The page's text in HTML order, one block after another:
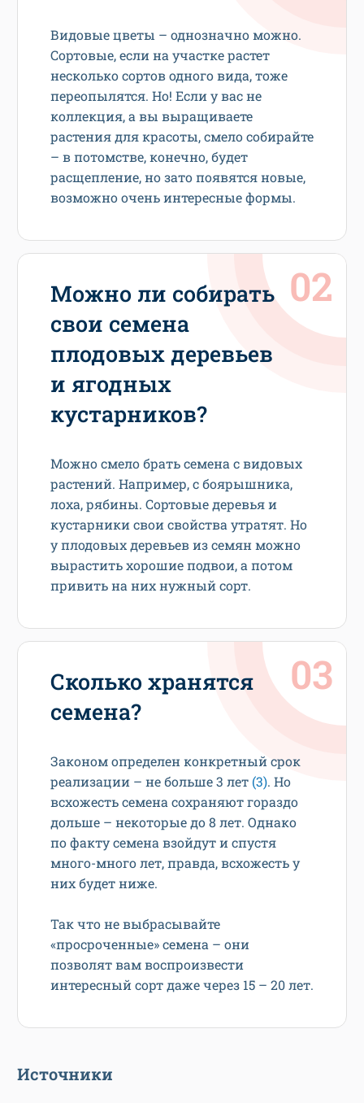
Видовые цветы – однозначно можно.
Сортовые, если на участке растет
несколько сортов одного вида, тоже
переопылятся. Но! Если у вас не
коллекция, а вы выращиваете
растения для красоты, смело собирайте
– в потомстве, конечно, будет
расщепление, но зато появятся новые,
возможно очень интересные формы.
Можно ли собирать
свои семена
плодовых деревьев
и ягодных
кустарников?
Можно смело брать семена с видовых
растений. Например, с боярышника,
лоха, рябины. Сортовые деревья и
кустарники свои свойства утратят. Но
у плодовых деревьев из семян можно
вырастить хорошие подвои, а потом
привить на них нужный сорт.
Сколько хранятся
семена?
Законом определен конкретный срок
реализации – не больше 3 лет (3). Но
всхожесть семена сохраняют гораздо
дольше – некоторые до 8 лет. Однако
по факту семена взойдут и спустя
много-много лет, правда, всхожесть у
них будет ниже.
Так что не выбрасывайте
«просроченные» семена – они
позволят вам воспроизвести
интересный сорт даже через 15 – 20 лет.
Источники